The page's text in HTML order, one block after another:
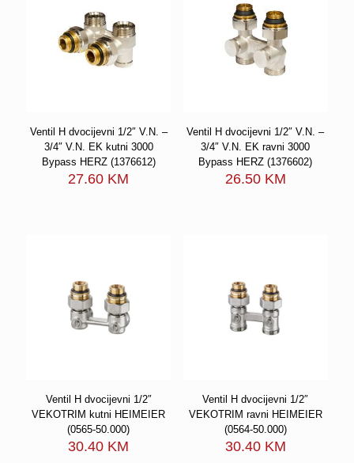
Ventil H dvocijevni 1/2″ V.N. –
3/4″ V.N. EK kutni 3000
Bypass HERZ (1376612)
27.60 KM
Ventil H dvocijevni 1/2″ V.N. –
3/4″ V.N. EK ravni 3000
Bypass HERZ (1376602)
26.50 KM
Ventil H dvocijevni 1/2″
VEKOTRIM kutni HEIMEIER
(0565-50.000)
30.40 KM
Ventil H dvocijevni 1/2″
VEKOTRIM ravni HEIMEIER
(0564-50.000)
30.40 KM